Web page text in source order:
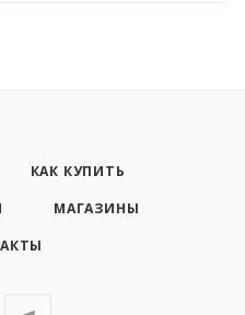
КАК КУПИТЬ
МАГАЗИНЫ